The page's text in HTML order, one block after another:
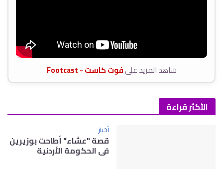
شاهد المزيد علىفوت كاست - Footcast
الأكثر قراءة
أخبار
قصة "عشاء" أطاحت بوزيرين
في الحكومة الأردنية